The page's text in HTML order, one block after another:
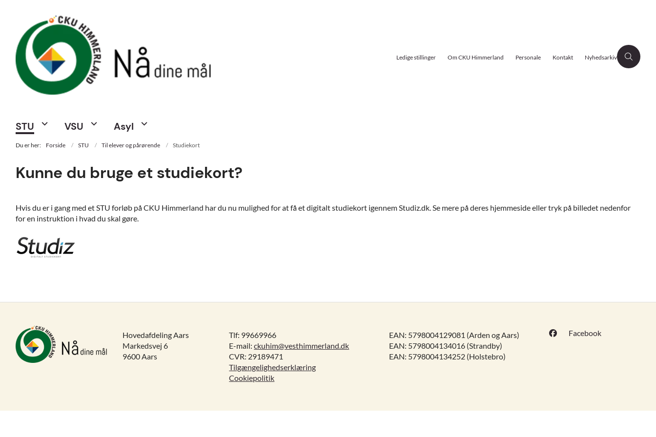
Ledige stillinger Om CKU Himmerland Personale Kontakt Nyhedsarkiv
STU VSU Asyl
Du er her: Forside STU Til elever og pårørende Studiekort
Kunne du bruge et studiekort?
Hvis du er i gang med et STU forløb på CKU Himmerland har du nu mulighed for at få et digitalt studiekort igennem Studiz.dk. Se mere på deres hjemmeside eller tryk på billedet nedenfor
for en instruktion i hvad du skal gøre.
Hovedafdeling Aars
Markedsvej 6
9600 Aars
Tlf: 99669966
E-mail:ckuhim@vesthimmerland.dk
CVR: 29189471
Tilgængelighedserklæring
Cookiepolitik
EAN: 5798004129081 (Arden og Aars)
EAN: 5798004134016 (Strandby)
EAN: 5798004134252 (Holstebro)
Facebook